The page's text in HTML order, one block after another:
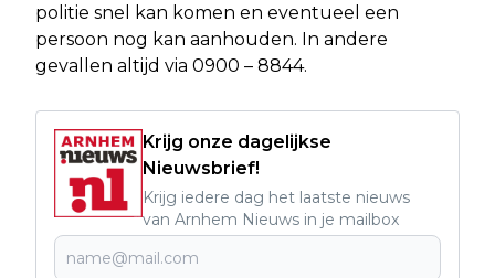
politie snel kan komen en eventueel een
persoon nog kan aanhouden. In andere
gevallen altijd via 0900 – 8844.
Krijg onze dagelijkse
Nieuwsbrief!
Krijg iedere dag het laatste nieuws
van Arnhem Nieuws in je mailbox